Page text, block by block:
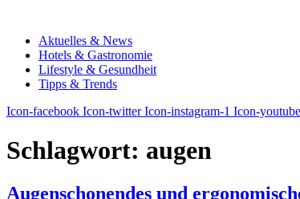
Aktuelles & News
Hotels & Gastronomie
Lifestyle & Gesundheit
Tipps & Trends
Icon-facebook Icon-twitter Icon-instagram-1 Icon-
Schlagwort: augen
Augenschonendes und